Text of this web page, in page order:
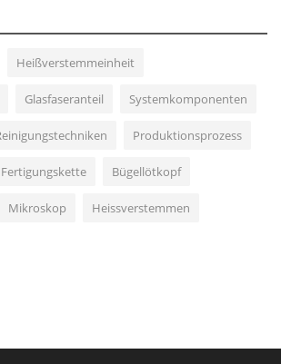
Heißverstemmeinheit
Glasfaseranteil Systemkomponenten
Produktionsprozess
Fertigungskette Bügellötkopf
Mikroskop Heissverstemmen